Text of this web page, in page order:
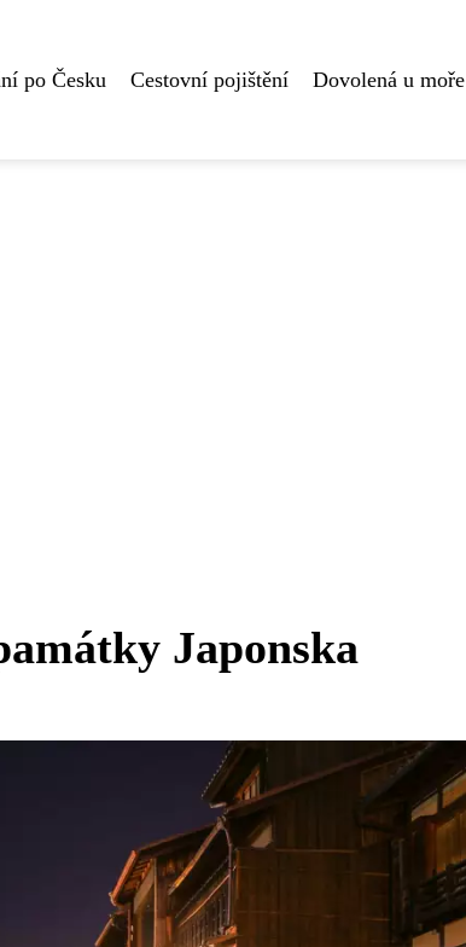
po Česku Cestovní pojištění Dovolená u moře
Japonska